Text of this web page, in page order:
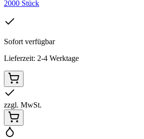
2000 Stück
Sofort verfügbar
Lieferzeit: 2-4 Werktage
zzgl. MwSt.